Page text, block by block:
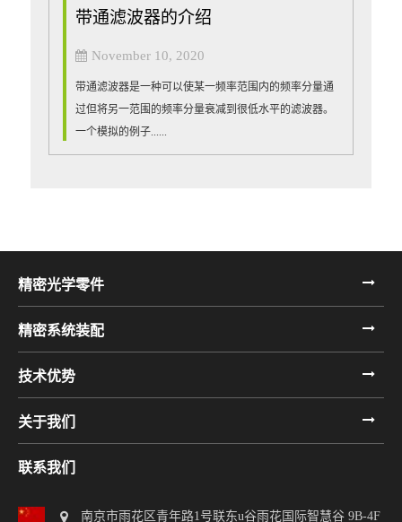
带通滤波器的介绍
November 10, 2020
带通滤波器是一种可以使某一频率范围内的频率分量通
过但将另一范围的频率分量衰减到很低水平的滤波器。
一个模拟的例子......
精密光学零件
精密系统装配
技术优势
关于我们
联系我们
南京市雨花区青年路1号联东u谷雨花国际智慧谷 9B-4F